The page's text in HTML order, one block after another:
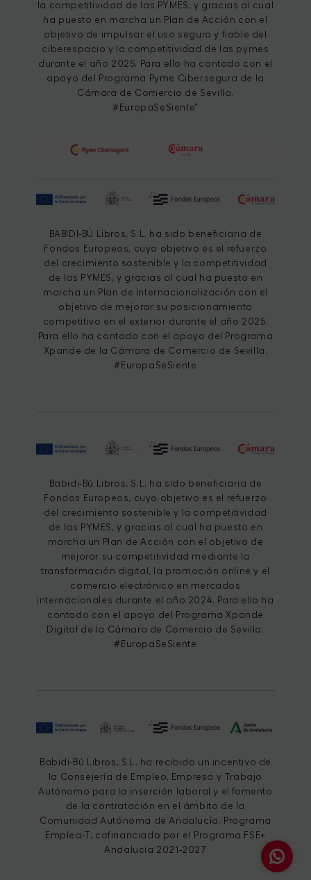
la competitividad de las PYMES, y gracias al cual
ha puesto en marcha un Plan de Acción con el
objetivo de impulsar el uso seguro y fiable del
ciberespacio y la competitividad de las pymes
durante el año 2025. Para ello ha contado con el
apoyo del Programa Pyme Cibersegura de la
Cámara de Comercio de Sevilla.
#EuropaSeSiente”
BABIDI-BÚ Libros, S.L. ha sido beneficiaria de
Fondos Europeos, cuyo objetivo es el refuerzo
del crecimiento sostenible y la competitividad
de las PYMES, y gracias al cual ha puesto en
marcha un Plan de Internacionalización con el
objetivo de mejorar su posicionamiento
competitivo en el exterior durante el año 2025.
Para ello ha contado con el apoyo del Programa
Xpande de la Cámara de Comercio de Sevilla.
#EuropaSeSiente
Babidi-Bú Libros, S.L. ha sido beneficiaria de
Fondos Europeos, cuyo objetivo es el refuerzo
del crecimiento sostenible y la competitividad
de las PYMES, y gracias al cual ha puesto en
marcha un Plan de Acción con el objetivo de
mejorar su competitividad mediante la
transformación digital, la promoción online y el
comercio electrónico en mercados
internacionales durante el año 2024. Para ello ha
contado con el apoyo del Programa Xpande
Digital de la Cámara de Comercio de Sevilla.
#EuropaSeSiente
Babidi-Bú Libros, S.L. ha recibido un incentivo de
la Consejería de Empleo, Empresa y Trabajo
Autónomo para la inserción laboral y el fomento
de la contratación en el ámbito de la
Comunidad Autónoma de Andalucía. Programa
Emplea-T, cofinanciado por el Programa FSE+
Andalucía 2021-2027